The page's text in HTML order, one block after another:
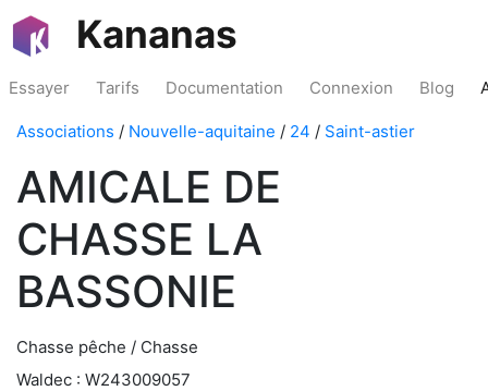
Kananas
Essayer Tarifs Documentation Connexion Blog
Associations / Nouvelle-aquitaine / 24 / Saint-astier
AMICALE DE
CHASSE LA
BASSONIE
Chasse pêche / Chasse
Waldec : W243009057